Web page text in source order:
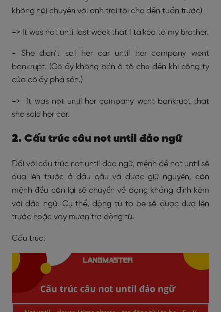
không nói chuyện với anh trai tôi cho đến tuần trước)
=> It was not until last week that I talked to my brother.
- She didn’t sell her car until her company went
bankrupt. (Cô ấy không bán ô tô cho đến khi công ty
của cô ấy phá sản.)
=> It was not until her company went bankrupt that
she sold her car.
2. Cấu trúc câu not until đảo ngữ
Đối với cấu trúc not until đảo ngữ, mệnh đề not until sẽ
đưa lên trước ở đầu câu và được giữ nguyên, còn
mệnh đều còn lại sẽ chuyển về dạng khẳng định kèm
với đảo ngữ. Cụ thể, động từ to be sẽ được đưa lên
trước hoặc vay mượn trợ động từ.
Cấu trúc: